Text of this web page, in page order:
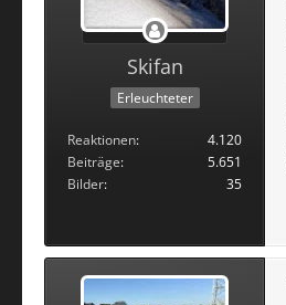
Skifan
Erleuchteter
Reaktionen
4.120
Beiträge
5.651
Bilder
35